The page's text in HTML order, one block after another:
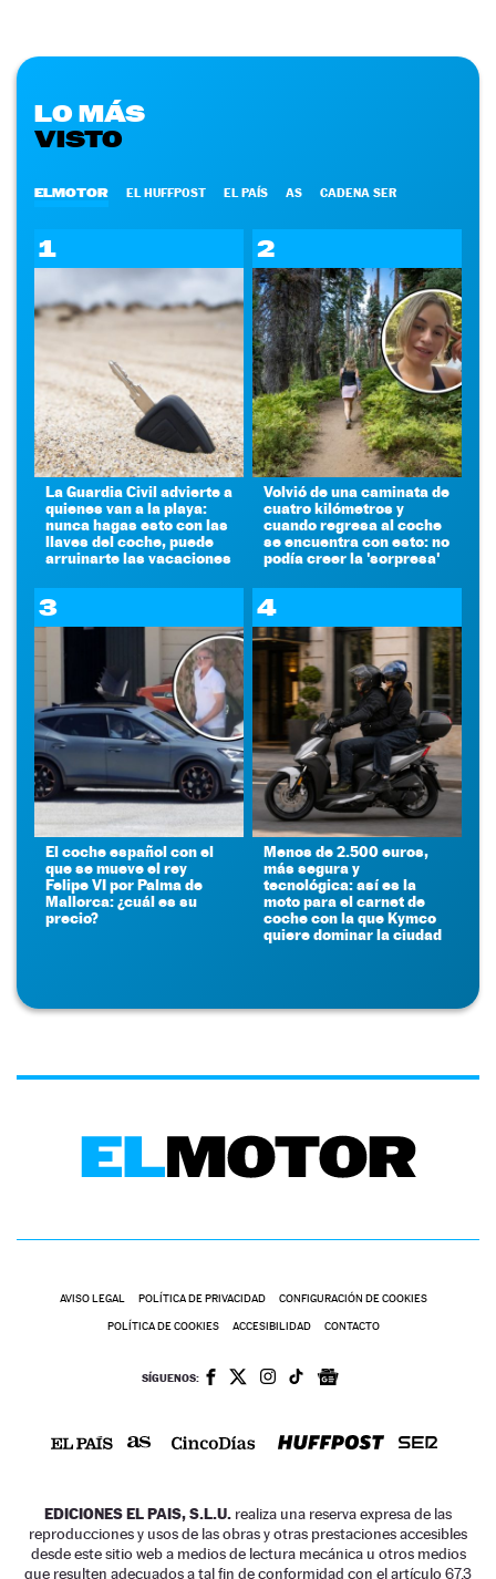
LO MÁS
VISTO
ELMOTOR EL HUFFPOST EL PAÍS AS CADENA SER
1
La Guardia Civil advierte a
quienes van a la playa:
nunca hagas esto con las
llaves del coche, puede
arruinarte las vacaciones
2
Volvió de una caminata de
cuatro kilómetros y
cuando regresa al coche
se encuentra con esto: no
podía creer la 'sorpresa'
3
El coche español con el
que se mueve el rey
Felipe VI por Palma de
Mallorca: ¿cuál es su
precio?
4
Menos de 2.500 euros,
más segura y
tecnológica: así es la
moto para el carnet de
coche con la que Kymco
quiere dominar la ciudad
AVISO LEGAL POLÍTICA DE PRIVACIDAD CONFIGURACIÓN DE COOKIES
POLÍTICA DE COOKIES ACCESIBILIDAD CONTACTO
SÍGUENOS:
EDICIONES EL PAIS, S.L.U. realiza una reserva expresa de las
reproducciones y usos de las obras y otras prestaciones accesibles
desde este sitio web a medios de lectura mecánica u otros medios
que resulten adecuados a tal fin de conformidad con el artículo 67.3